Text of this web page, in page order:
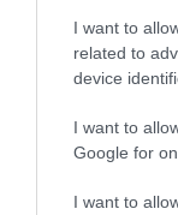
I want to
related to
device
I want to
Google for
I want to
valótlanságából,
egriugyek.hu